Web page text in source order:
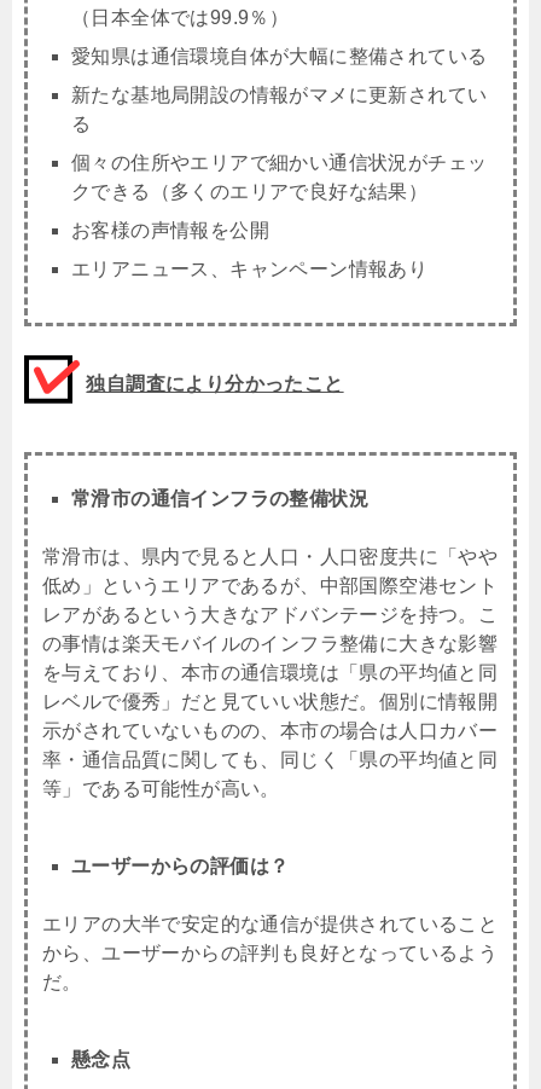
（日本全体では99.9％）
愛知県は通信環境自体が大幅に整備されている
新たな基地局開設の情報がマメに更新されてい
る
個々の住所やエリアで細かい通信状況がチェッ
クできる（多くのエリアで良好な結果）
お客様の声情報を公開
エリアニュース、キャンペーン情報あり
独自調査により分かったこと
常滑市の通信インフラの整備状況
常滑市は、県内で見ると人口・人口密度共に「やや
低め」というエリアであるが、中部国際空港セント
レアがあるという大きなアドバンテージを持つ。こ
の事情は楽天モバイルのインフラ整備に大きな影響
を与えており、本市の通信環境は「県の平均値と同
レベルで優秀」だと見ていい状態だ。個別に情報開
示がされていないものの、本市の場合は人口カバー
率・通信品質に関しても、同じく「県の平均値と同
等」である可能性が高い。
ユーザーからの評価は？
エリアの大半で安定的な通信が提供されていること
から、ユーザーからの評判も良好となっているよう
だ。
懸念点